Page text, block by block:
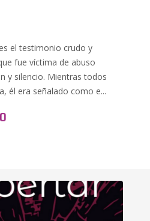
el testimonio crudo y
fue víctima de abuso
y silencio. Mientras todos
él era señalado como e...